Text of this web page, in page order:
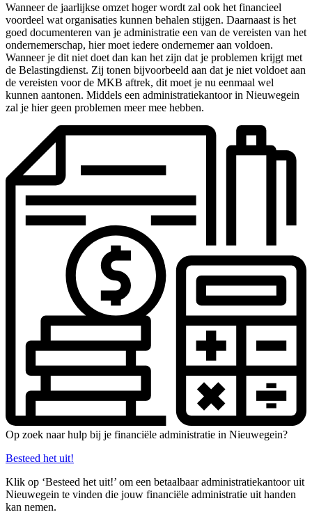
Wanneer de jaarlijkse omzet hoger wordt zal ook het financieel
voordeel wat organisaties kunnen behalen stijgen. Daarnaast is het
goed documenteren van je administratie een van de vereisten van het
ondernemerschap, hier moet iedere ondernemer aan voldoen.
Wanneer je dit niet doet dan kan het zijn dat je problemen krijgt met
de Belastingdienst. Zij tonen bijvoorbeeld aan dat je niet voldoet aan
de vereisten voor de MKB aftrek, dit moet je nu eenmaal wel
kunnen aantonen. Middels een administratiekantoor in Nieuwegein
zal je hier geen problemen meer mee hebben.
Op zoek naar hulp bij je financiële administratie in Nieuwegein?
Besteed het uit!
Klik op ‘Besteed het uit!’ om een betaalbaar administratiekantoor uit
Nieuwegein te vinden die jouw financiële administratie uit handen
kan nemen.